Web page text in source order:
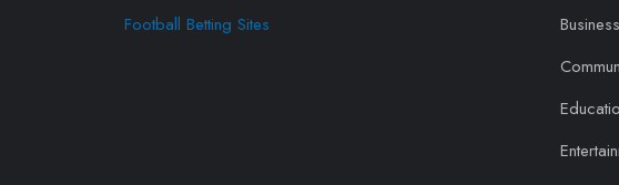
Football Betting Sites
Business